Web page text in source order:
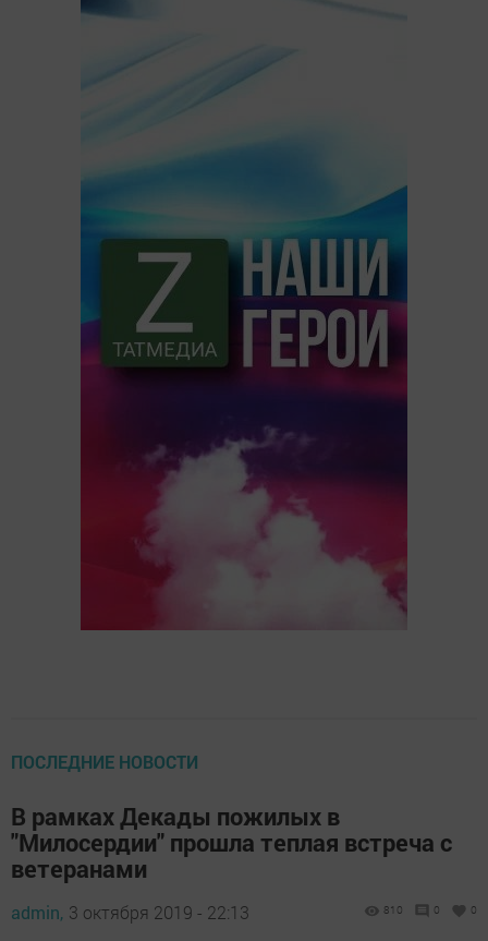
ПОСЛЕДНИЕ НОВОСТИ
В рамках Декады пожилых в
"Милосердии" прошла теплая встреча с
ветеранами
admin, 3 октября 2019 - 22:13 810 0 0